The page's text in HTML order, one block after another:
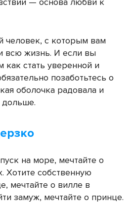
с которым вам
всю жизнь. И если вы
как стать уверенной и
позаботьтесь о
оболочка радовала и
на море, мечтайте о
Хотите собственную
мечтайте о вилле в
замуж, мечтайте о принце.